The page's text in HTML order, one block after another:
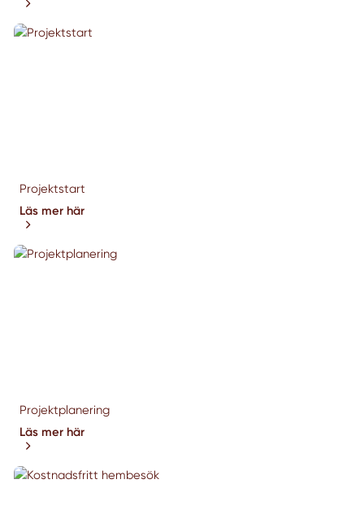
Projektstart
Läs mer här
Projektplanering
Läs mer här